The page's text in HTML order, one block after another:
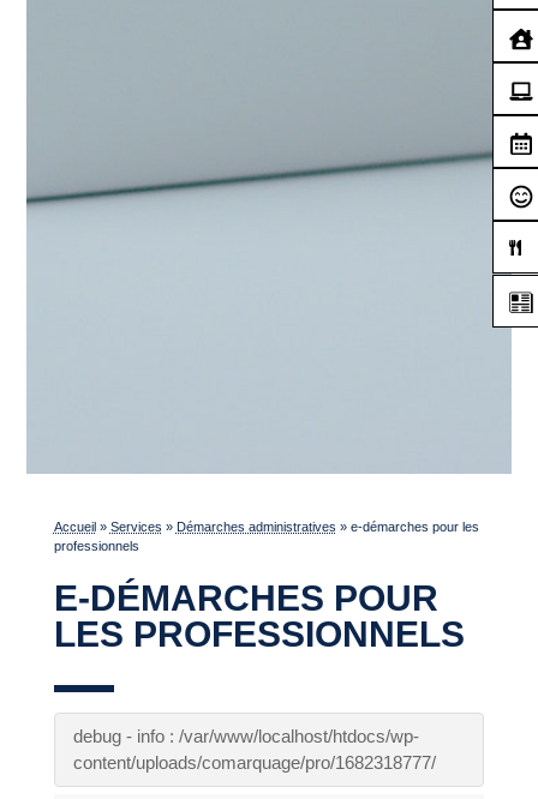
Accueil» Services » Démarches administratives » e-démarches pour les
professionnels
E-DÉMARCHES POUR
LES PROFESSIONNELS
debug - info : /var/www/localhost/htdocs/wp-
content/uploads/comarquage/pro/1682318777/